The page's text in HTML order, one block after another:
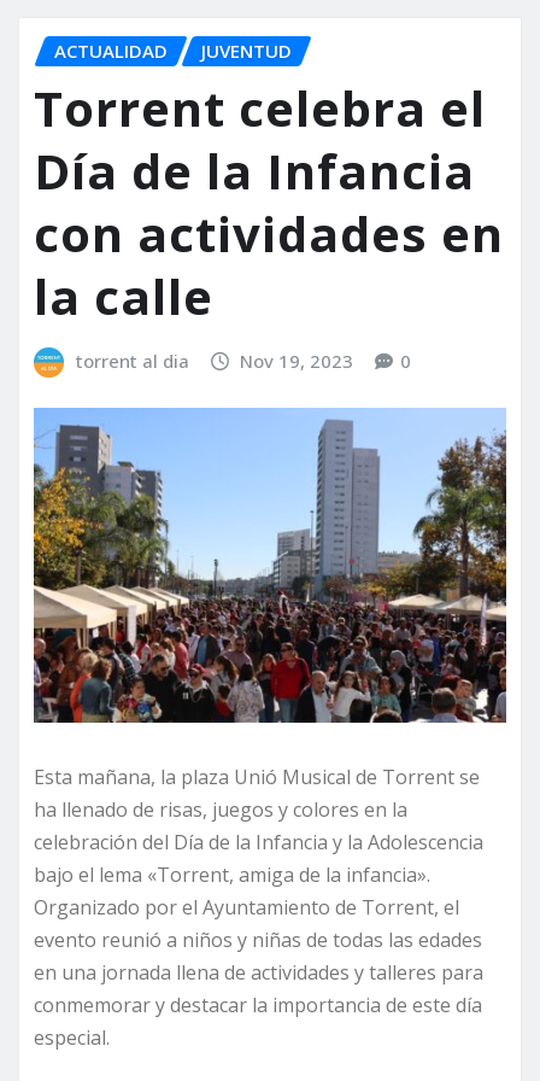
ACTUALIDAD JUVENTUD
Torrent celebra el
Día de la Infancia
con actividades en
la calle
torrent al dia Nov 19, 2023 0
Esta mañana, la plaza Unió Musical de Torrent se
ha llenado de risas, juegos y colores en la
celebración del Día de la Infancia y la Adolescencia
bajo el lema «Torrent, amiga de la infancia».
Organizado por el Ayuntamiento de Torrent, el
evento reunió a niños y niñas de todas las edades
en una jornada llena de actividades y talleres para
conmemorar y destacar la importancia de este día
especial.